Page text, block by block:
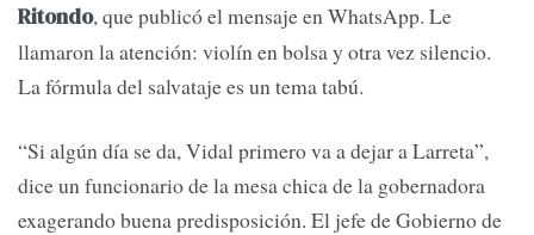
Ritondo, que publicó el mensaje en WhatsApp. Le
llamaron la atención: violín en bolsa y otra vez silencio.
La fórmula del salvataje es un tema tabú.
“Si algún día se da, Vidal primero va a dejar a Larreta”,
dice un funcionario de la mesa chica de la gobernadora
exagerando buena predisposición. El jefe de Gobierno de